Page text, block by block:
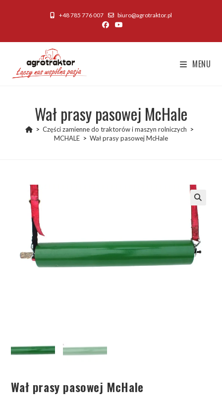
+48 785 776 007 biuro@agrotraktor.pl
MENU
Wał prasy pasowej McHale
> Części zamienne do traktorów i maszyn rolniczych >
MCHALE > Wał prasy pasowej McHale
Wał prasy pasowej McHale